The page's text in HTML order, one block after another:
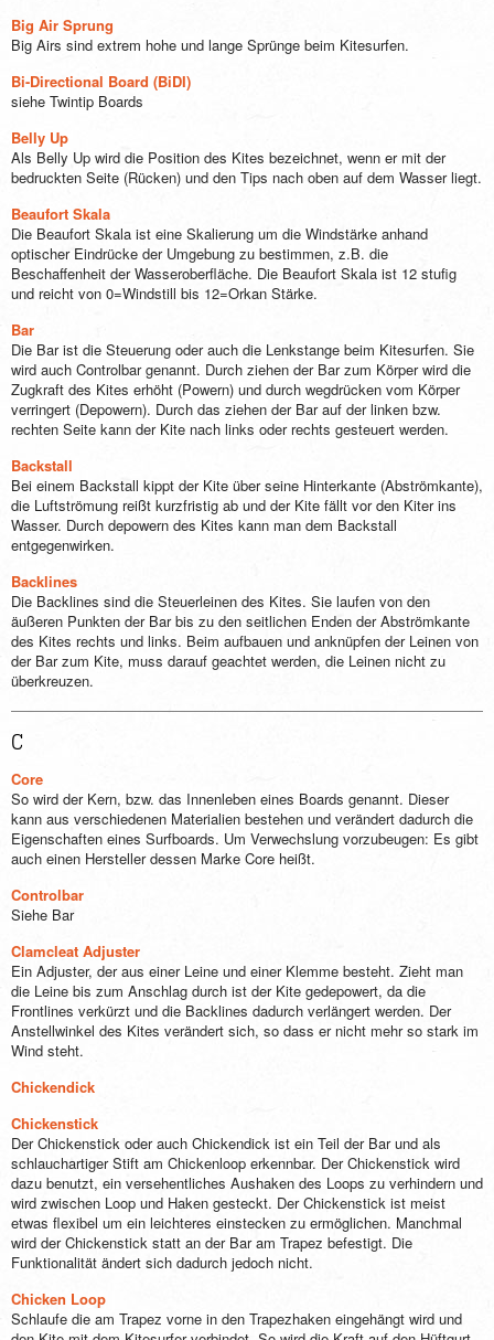
Big Air Sprung
Big Airs sind extrem hohe und lange Sprünge beim Kitesurfen.
Bi-Directional Board (BiDI)
siehe Twintip Boards
Belly Up
Als Belly Up wird die Position des Kites bezeichnet, wenn er mit der
bedruckten Seite (Rücken) und den Tips nach oben auf dem Wasser liegt.
Beaufort Skala
Die Beaufort Skala ist eine Skalierung um die Windstärke anhand
optischer Eindrücke der Umgebung zu bestimmen, z.B. die
Beschaffenheit der Wasseroberfläche. Die Beaufort Skala ist 12 stufig
und reicht von 0=Windstill bis 12=Orkan Stärke.
Bar
Die Bar ist die Steuerung oder auch die Lenkstange beim Kitesurfen. Sie
wird auch Controlbar genannt. Durch ziehen der Bar zum Körper wird die
Zugkraft des Kites erhöht (Powern) und durch wegdrücken vom Körper
verringert (Depowern). Durch das ziehen der Bar auf der linken bzw.
rechten Seite kann der Kite nach links oder rechts gesteuert werden.
Backstall
Bei einem Backstall kippt der Kite über seine Hinterkante (Abströmkante),
die Luftströmung reißt kurzfristig ab und der Kite fällt vor den Kiter ins
Wasser. Durch depowern des Kites kann man dem Backstall
entgegenwirken.
Backlines
Die Backlines sind die Steuerleinen des Kites. Sie laufen von den
äußeren Punkten der Bar bis zu den seitlichen Enden der Abströmkante
des Kites rechts und links. Beim aufbauen und anknüpfen der Leinen von
der Bar zum Kite, muss darauf geachtet werden, die Leinen nicht zu
überkreuzen.
C
Core
So wird der Kern, bzw. das Innenleben eines Boards genannt. Dieser
kann aus verschiedenen Materialien bestehen und verändert dadurch die
Eigenschaften eines Surfboards. Um Verwechslung vorzubeugen: Es gibt
auch einen Hersteller dessen Marke Core heißt.
Controlbar
Siehe Bar
Clamcleat Adjuster
Ein Adjuster, der aus einer Leine und einer Klemme besteht. Zieht man
die Leine bis zum Anschlag durch ist der Kite gedepowert, da die
Frontlines verkürzt und die Backlines dadurch verlängert werden. Der
Anstellwinkel des Kites verändert sich, so dass er nicht mehr so stark im
Wind steht.
Chickendick
Chickenstick
Der Chickenstick oder auch Chickendick ist ein Teil der Bar und als
schlauchartiger Stift am Chickenloop erkennbar. Der Chickenstick wird
dazu benutzt, ein versehentliches Aushaken des Loops zu verhindern und
wird zwischen Loop und Haken gesteckt. Der Chickenstick ist meist
etwas flexibel um ein leichteres einstecken zu ermöglichen. Manchmal
wird der Chickenstick statt an der Bar am Trapez befestigt. Die
Funktionalität ändert sich dadurch jedoch nicht.
Chicken Loop
Schlaufe die am Trapez vorne in den Trapezhaken eingehängt wird und